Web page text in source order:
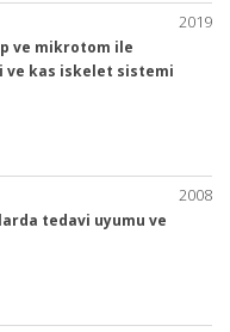
2019
ve mikrotom ile
ve kas iskelet sistemi
2008
tedavi uyumu ve